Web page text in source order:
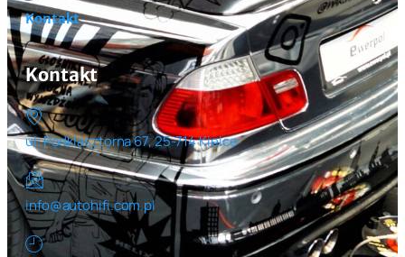
Kontakt
Kontakt
ul. Podklasztorna 67, 25-714 Kielce
info@autohifi.com.pl